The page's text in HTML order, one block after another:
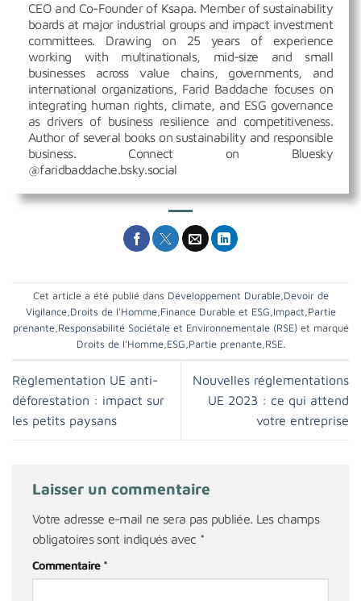
CEO and Co-Founder of Ksapa. Member of sustainability
boards at major industrial groups and impact investment
committees. Drawing on 25 years of experience
working with multinationals, mid-size and small
businesses across value chains, governments, and
international organizations, Farid Baddache focuses on
integrating human rights, climate, and ESG governance
as drivers of business resilience and competitiveness.
Author of several books on sustainability and responsible
business. Connect on Bluesky
@faridbaddache.bsky.social
Cet article a été publié dans Développement Durable,Devoir de
Vigilance,Droits de l'Homme,Finance Durable et ESG,Impact,Partie
prenante,Responsabilité Sociétale et Environnementale (RSE)et marqué
Droits de l’Homme,ESG,Partie prenante,RSE.
Règlementation UE anti-
déforestation : impact sur
les petits paysans
Nouvelles réglementations
UE 2023 : ce qui attend
votre entreprise
Laisser un commentaire
Votre adresse e-mail ne sera pas publiée. Les champs
obligatoires sont indiqués avec *
Commentaire *